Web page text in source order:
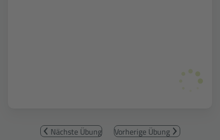
Vorherige Übung
Nächste Übung